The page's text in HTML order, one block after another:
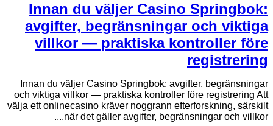
Innan du väljer Casino Springbok:
avgifter, begränsningar och viktiga
villkor — praktiska kontroller före
registrering
Innan du väljer Casino Springbok: avgifter, begränsningar
och viktiga villkor — praktiska kontroller före registrering Att
välja ett onlinecasino kräver noggrann efterforskning, särskilt
när det gäller avgifter, begränsningar och villkor....